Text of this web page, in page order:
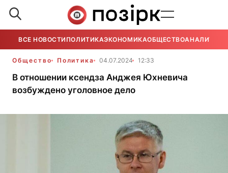
ВСЕ НОВОСТИ ПОЛИТИКАЭКОНОМИКАОБЩЕСТВОАНАЛИТИКА
Общество Политика 04.07.2024 12:33
В отношении ксендза Анджея Юхневича
возбуждено уголовное дело